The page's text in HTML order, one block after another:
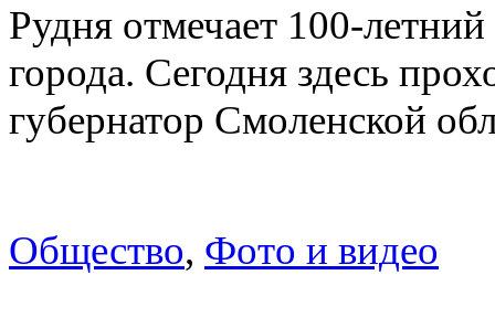
Рудня отмечает 100-
города. Сегодня здесь
губернатор Смоленской
Общество, Фото и видео